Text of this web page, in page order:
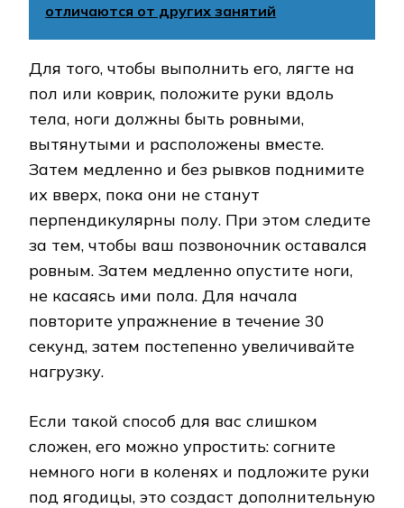
отличаются от других занятий
Для того, чтобы выполнить его, лягте на
пол или коврик, положите руки вдоль
тела, ноги должны быть ровными,
вытянутыми и расположены вместе.
Затем медленно и без рывков поднимите
их вверх, пока они не станут
перпендикулярны полу. При этом следите
за тем, чтобы ваш позвоночник оставался
ровным. Затем медленно опустите ноги,
не касаясь ими пола. Для начала
повторите упражнение в течение 30
секунд, затем постепенно увеличивайте
нагрузку.
Если такой способ для вас слишком
сложен, его можно упростить: согните
немного ноги в коленях и подложите руки
под ягодицы, это создаст дополнительную